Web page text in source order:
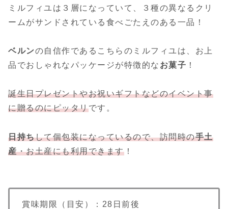
ミルフィユは３層になっていて、３種の異なるクリ
ームがサンドされている食べごたえのある一品！
ベルンの自信作であるこちらのミルフィユは、お上
品でおしゃれなパッケージが特徴的な お菓子 ！
誕生日プレゼントやお祝いギフトなどのイベント事
に贈るのにピッタリです。
日持ちして個包装になっているので、訪問時の手土
産・お土産にも利用できます！
賞味期限（目安）：28日前後